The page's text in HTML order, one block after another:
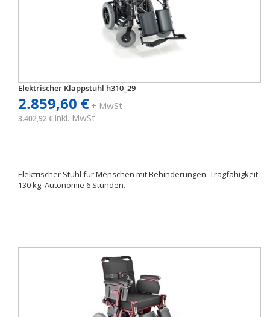
Elektrischer Klappstuhl h310_29
2.859,60 €+ MwSt
3.402,92 € inkl. MwSt
Elektrischer Stuhl für Menschen mit Behinderungen. Tragfähigkeit:
130 kg. Autonomie 6 Stunden.